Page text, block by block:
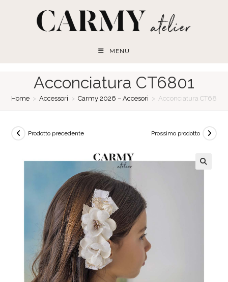
MENU
Acconciatura CT6801
Home > Accessori > Carmy 2026 – Accesori > Acconciatura CT6801
Prodotto precedente Prossimo prodotto